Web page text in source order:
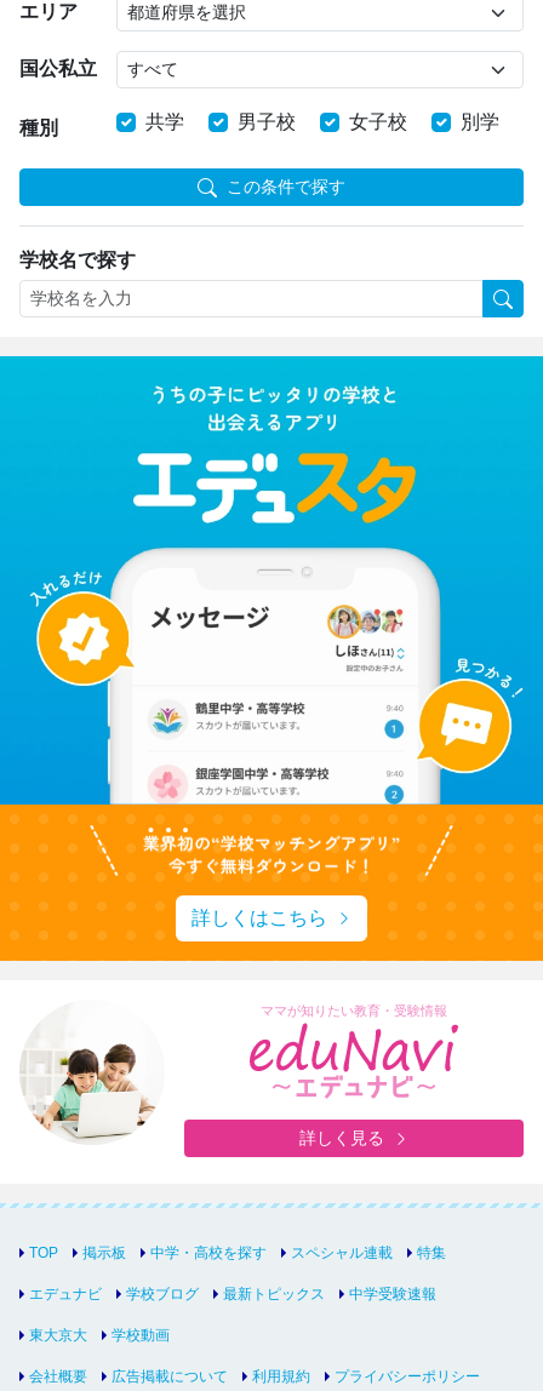
エリア
国公私立
種別 共学 男子校 女子校 別学
この条件で探す
学校名で探す
詳しくはこちら
ママが知りたい教育・受験情報
詳しく見る
TOP 掲示板 中学・高校を探す スペシャル連載 特集
エデュナビ 学校ブログ 最新トピックス 中学受験速報
東大京大 学校動画
会社概要 広告掲載について 利用規約 プライバシーポリシー